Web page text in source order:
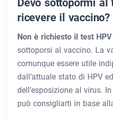
Devo sottopormi al
ricevere il vaccino?
Non è richiesto il test HPV
sottoporsi al vaccino. La
comunque essere utile
dall’attuale stato di HPV
dell’esposizione al virus.
può consigliarti in base